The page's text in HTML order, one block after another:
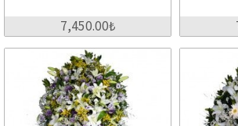
7,450.00₺